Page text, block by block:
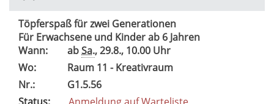
Töpferspaß für zwei Generationen
Für Erwachsene und Kinder ab 6 Jahren
Wann:
abSa., 29.8., 10.00 Uhr
Wo:
Raum 11 - Kreativraum
Nr.:
G1.5.56